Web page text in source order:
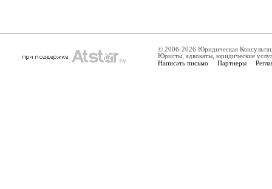
© 2006-2026 Юридическая
Юристы, адвокаты, юридические
Написать письмо Партнеры